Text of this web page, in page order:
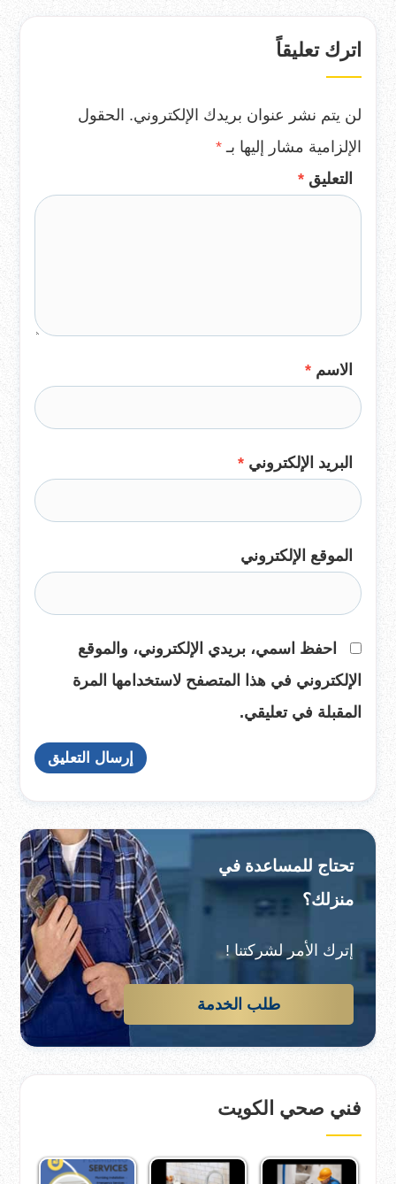
اترك تعليقاً
لن يتم نشر عنوان بريدك الإلكتروني. الحقول
الإلزامية مشار إليها بـ *
التعليق *
الاسم *
البريد الإلكتروني *
الموقع الإلكتروني
احفظ اسمي، بريدي الإلكتروني، والموقع
الإلكتروني في هذا المتصفح لاستخدامها المرة
المقبلة في تعليقي.
تحتاج للمساعدة في
منزلك؟
إترك الأمر لشركتنا !
طلب الخدمة
فني صحي الكويت